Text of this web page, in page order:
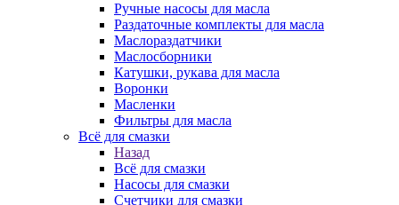
Ручные насосы для масла
Раздаточные комплекты для масла
Маслораздатчики
Маслосборники
Катушки, рукава для масла
Воронки
Масленки
Фильтры для масла
Всё для смазки
Назад
Всё для смазки
Насосы для смазки
Счетчики для смазки